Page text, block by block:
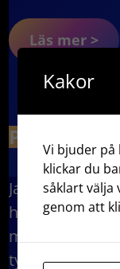
Läs mer >
Portfolio
Jag har i hela
hantverk på
målat, hållit på
tycker om att
Kakor
Vi bjuder på
klickar du
såklart välja
genom att